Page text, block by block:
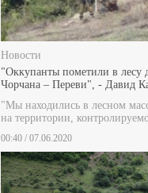
Новости
"Оккупанты пометили в лесу
Чорчана – Переви", - Давид
"Мы находились в лесном
на территории,
00:40 / 07.06.2020